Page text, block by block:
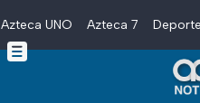
Skip to main content
Azteca UNO Azteca 7